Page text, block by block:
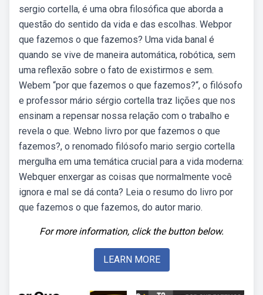
sergio cortella, é uma obra filosófica que aborda a
questão do sentido da vida e das escolhas. Webpor
que fazemos o que fazemos? Uma vida banal é
quando se vive de maneira automática, robótica, sem
uma reflexão sobre o fato de existirmos e sem.
Webem “por que fazemos o que fazemos?“, o filósofo
e professor mário sérgio cortella traz lições que nos
ensinam a repensar nossa relação com o trabalho e
revela o que. Webno livro por que fazemos o que
fazemos?, o renomado filósofo mario sergio cortella
mergulha em uma temática crucial para a vida moderna:
Webquer enxergar as coisas que normalmente você
ignora e mal se dá conta? Leia o resumo do livro por
que fazemos o que fazemos, do autor mario.
For more information, click the button below.
LEARN MORE